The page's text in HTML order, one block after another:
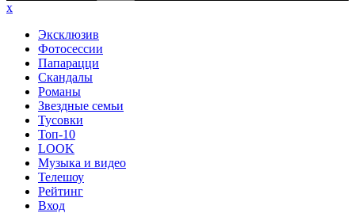
x
Эксклюзив
Фотосессии
Папарацци
Скандалы
Романы
Звездные семьи
Тусовки
Топ-10
LOOK
Музыка и видео
Телешоу
Рейтинг
Вход